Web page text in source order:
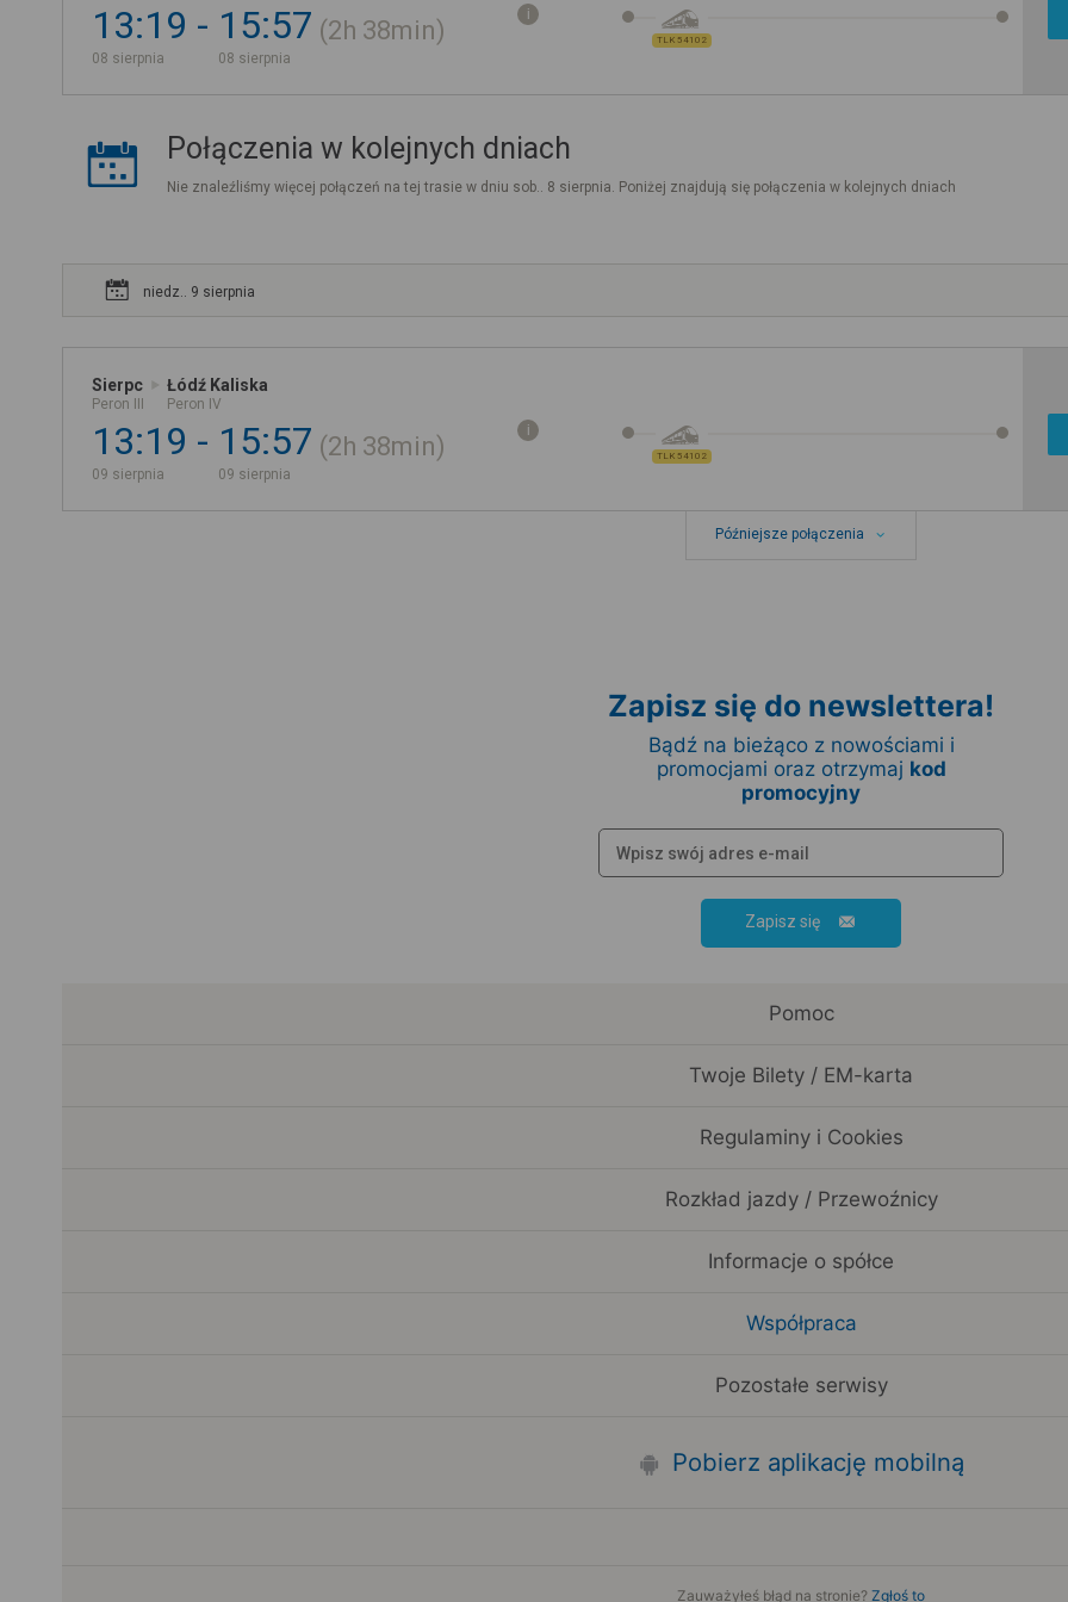
13:19
08 sierpnia
15:57
08 sierpnia
2h 38min TLK 54102
Połączenia w kolejnych dniach
Nie znaleźliśmy więcej połączeń na tej trasie w dniu sob.. 8 sierpnia. Poniżej znajdują się połączenia w kolejnych dniach
niedz.. 9 sierpnia
Sierpc
Peron III
Łódź Kaliska
Peron IV
13:19
09 sierpnia
15:57
09 sierpnia
2h 38min TLK 54102
Późniejsze połączenia
Zapisz się do newslettera!
Bądź na bieżąco z nowościami i
promocjami oraz otrzymaj kod
promocyjny
Zapisz się
Pomoc
Twoje Bilety / EM-karta
Regulaminy i Cookies
Rozkład jazdy / Przewoźnicy
Informacje o spółce
Współpraca
Pozostałe serwisy
Pobierz aplikację mobilną
Zauważyłeś błąd na stronie? Zgłoś to